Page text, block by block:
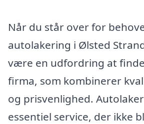
Når du står over for
autolakering i Ølsted
være en udfordring at
firma, som kombinerer
og prisvenlighed.
essentiel service, der ikke